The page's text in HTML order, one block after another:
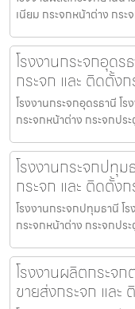
เนียม กระจกหน้าต่าง กร
โรงงานกระจกอุดร
กระจก และ ติดตั้ง
โรงงานกระจกอุดรธานี โ
กระจกหน้าต่าง กระจกปร
โรงงานกระจกปทุ
กระจก และ ติดตั้ง
โรงงานกระจกปทุมธานี โ
กระจกหน้าต่าง กระจกปร
โรงงานผลิตกระจก
ขายส่งกระจก แล